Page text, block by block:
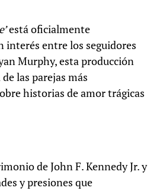
está oficialmente
interés entre los seguidores
Murphy, esta producción
las parejas más
historias de amor trágicas
de John F. Kennedy Jr. y
y presiones que